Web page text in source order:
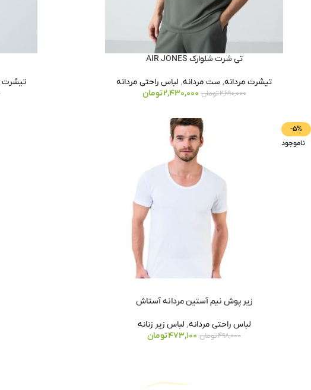
تی شرت شلوارک AIR JONES
تیشرت مردانه, ست مردانه, لباس راحتی مردانه
2,690,000تومان 2,430,000تومان
تیشرت
-5%
ناموجود
زیر پوش نیم آستین مردانه آستاش
لباس راحتی مردانه, لباس زیر زنانه
498,000تومان 473,100تومان